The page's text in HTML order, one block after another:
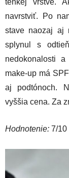
navrstviť. Po
stave naozaj aj
splynul s
nedokonalosti
make-up má
aj podtónoch.
vyššia cena. Za
Hodnotenie: 7/10